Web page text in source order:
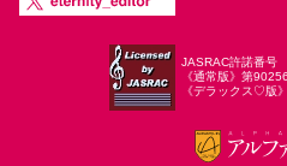
JASRAC許諾番号
《通常版》第
《デラックス♡版